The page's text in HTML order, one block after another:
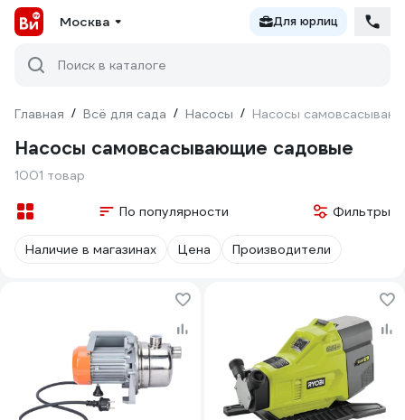
Москва Для юрлиц
Поиск в каталоге
Главная / Всё для сада / Насосы / Насосы
Насосы самовсасывающие садовые
1001 товар
По популярности Фильтры
Наличие в магазинах Цена Производители